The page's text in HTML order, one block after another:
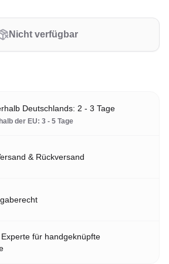
Nicht verfügbar
Deutschlands: 2 - 3 Tage
der EU: 3 - 5 Tage
& Rückversand
für handgeknüpfte